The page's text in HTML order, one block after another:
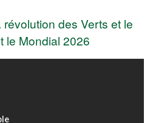
des Verts et le
le Mondial 2026